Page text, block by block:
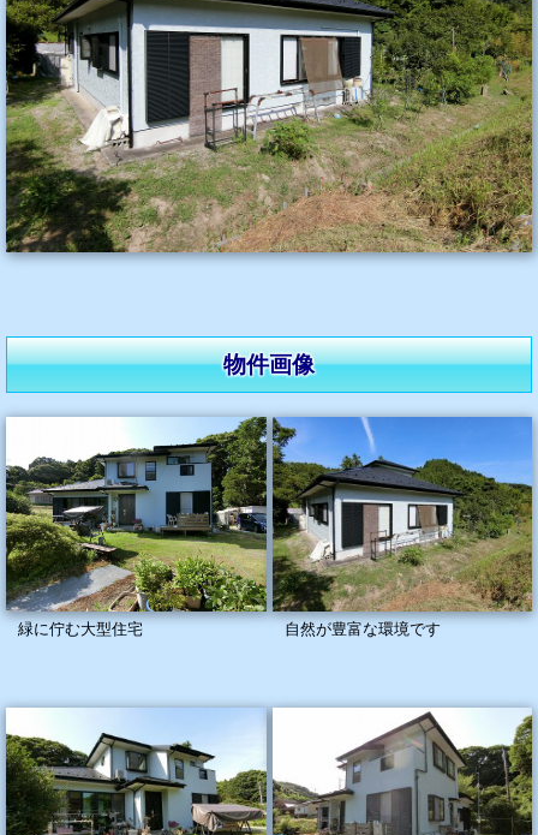
物件画像
緑に佇む大型住宅 自然が豊富な環境です